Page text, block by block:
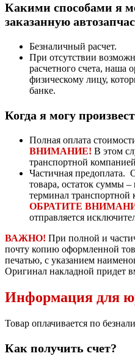
Какими способами я
заказанную
Безналичный расчет.
При отсутствии
расчетного счета, наша
физическому лицу,
банке.
Когда я могу
Полная оплата
ВНИМАНИЕ! В этом
транспортной
Частичная предоплата.
товара, остаток суммы –
терминал
ОБРАТИТЕ
отправляется
ВАЖНО! При полной и
почту копию оформленной
печатью, с указанием
Оригинал накладной придет
Информация для
Товар оплачивается по
Как получить счет?